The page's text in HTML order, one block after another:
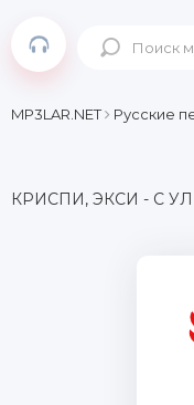
MP3LAR.NET Русские
КРИСПИ, ЭКСИ - С